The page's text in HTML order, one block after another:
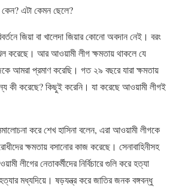
এটা কেমন ছেলে?
জিয়া বা খালেদা জিয়ার কোনো অবদান নেই। বরং
করেছে। আর আওয়ামী লীগ ক্ষমতায় থাকলে যে
আমরা প্রমাণ করেছি। গত ২৯ বছরে যারা ক্ষমতায়
কী করেছে? কিছুই করেনি। যা করেছে আওয়ামী লীগই
করে শেখ হাসিনা বলেন, এরা আওয়ামী লীগকে
ক্ষমতায় বসানোর কাজ করেছে। সেনাবাহিনীসহ
লীগের নেতাকর্মীদের নির্বিচারে গুলি করে হত্যা
মধ্যদিয়ে। ষড়যন্ত্র করে জাতির জনক বঙ্গবন্ধু